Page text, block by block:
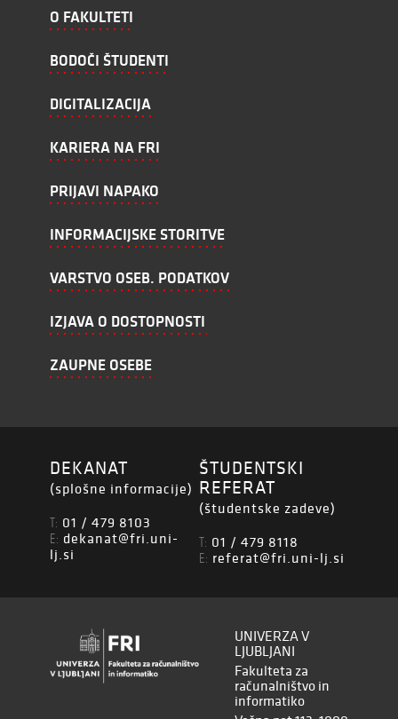
O FAKULTETI
BODOČI ŠTUDENTI
DIGITALIZACIJA
KARIERA NA FRI
PRIJAVI NAPAKO
INFORMACIJSKE STORITVE
VARSTVO OSEB. PODATKOV
IZJAVA O DOSTOPNOSTI
ZAUPNE OSEBE
DEKANAT
(splošne informacije)
T: 01 / 479 8103
E: dekanat@fri.uni-
lj.si
ŠTUDENTSKI
REFERAT
(študentske zadeve)
T: 01 / 479 8118
E: referat@fri.uni-lj.si
UNIVERZA V
LJUBLJANI
Fakulteta za
računalništvo in
informatiko